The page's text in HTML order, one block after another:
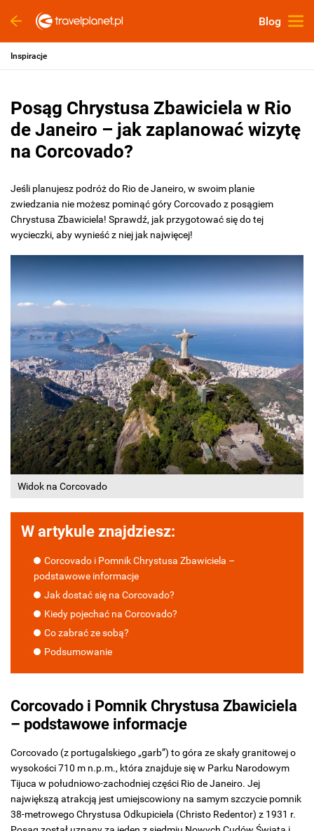
Blog
Inspiracje
Posąg Chrystusa Zbawiciela w Rio
de Janeiro – jak zaplanować wizytę
na Corcovado?
Jeśli planujesz podróż do Rio de Janeiro, w swoim planie
zwiedzania nie możesz pominąć góry Corcovado z posągiem
Chrystusa Zbawiciela! Sprawdź, jak przygotować się do tej
wycieczki, aby wynieść z niej jak najwięcej!
Widok na Corcovado
W artykule znajdziesz:
Corcovado i Pomnik Chrystusa Zbawiciela –
podstawowe informacje
Jak dostać się na Corcovado?
Kiedy pojechać na Corcovado?
Co zabrać ze sobą?
Podsumowanie
Corcovado i Pomnik Chrystusa Zbawiciela
– podstawowe informacje
Corcovado (z portugalskiego „garb”) to góra ze skały granitowej o
wysokości 710 m n.p.m., która znajduje się w Parku Narodowym
Tijuca w południowo-zachodniej części Rio de Janeiro. Jej
największą atrakcją jest umiejscowiony na samym szczycie pomnik
38-metrowego Chrystusa Odkupiciela (Christo Redentor) z 1931 r.